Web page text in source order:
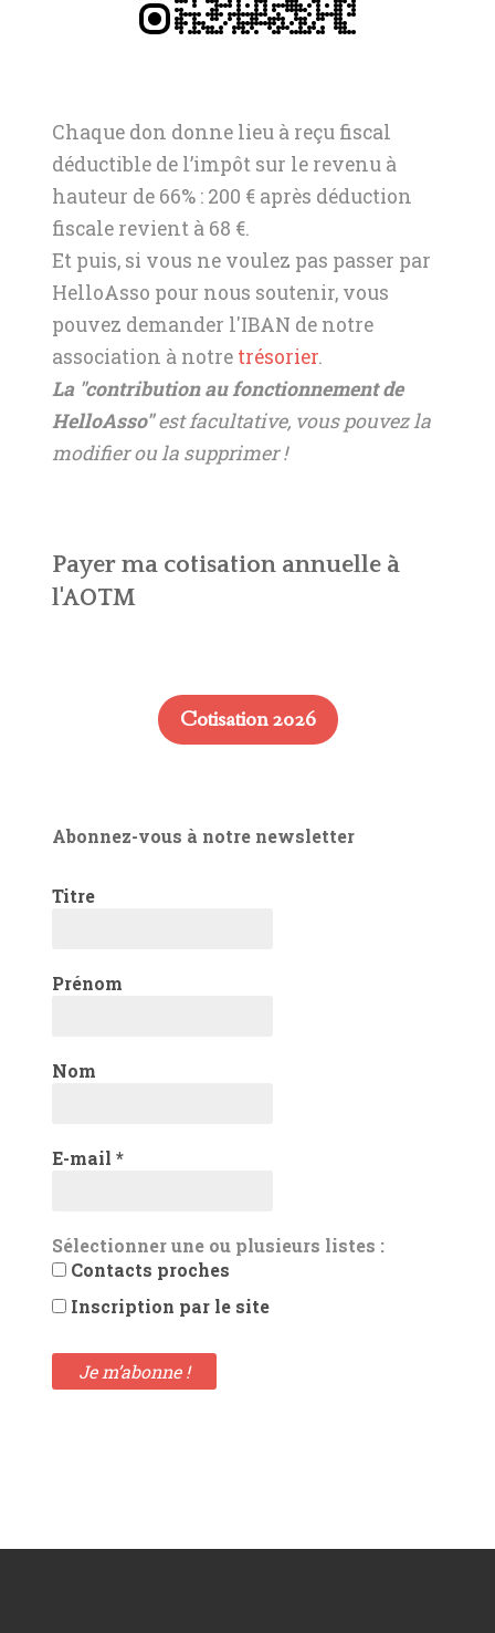
Chaque don donne lieu à reçu fiscal
déductible de l’impôt sur le revenu à
hauteur de 66% : 200 € après déduction
fiscale revient à 68 €.
Et puis, si vous ne voulez pas passer par
HelloAsso pour nous soutenir, vous
pouvez demander l'IBAN de notre
association à notre trésorier.
La "contribution au fonctionnement de
HelloAsso"est facultative, vous pouvez la
modifier ou la supprimer !
Payer ma cotisation annuelle à
l'AOTM
Cotisation 2026
Abonnez-vous à notre newsletter
Titre
Prénom
Nom
E-mail *
Sélectionner une ou plusieurs listes :
Contacts proches
Inscription par le site